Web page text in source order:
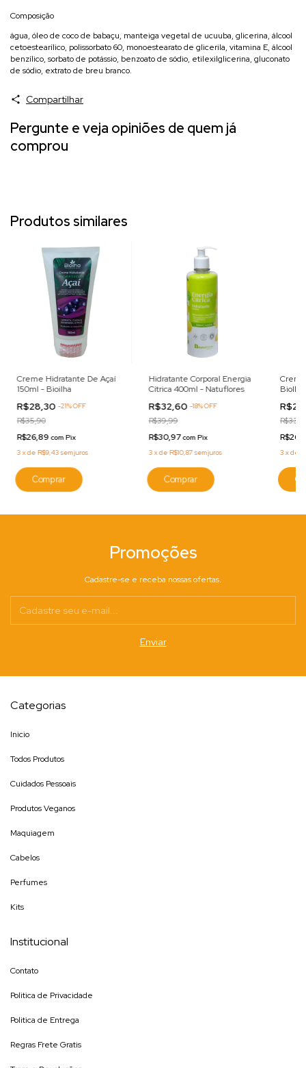
Composição
água, óleo de coco de babaçu, manteiga vegetal de ucuuba, glicerina, álcool
cetoestearílico, polissorbato 60, monoestearato de glicerila, vitamina E, álcool
benzílico, sorbato de potássio, benzoato de sódio, etilexilglicerina, gluconato
de sódio, extrato de breu branco.
Compartilhar
Pergunte e veja opiniões de quem já
comprou
Produtos similares
Creme Hidratante De Açaí
150ml - Bioilha
R$28,30-21%OFF
R$35,90
R$26,89com Pix
3 xde R$9,43 sem juros
Hidratante Corporal Energia
Cítrica 400ml - Natuflores
R$32,60-18%OFF
R$39,99
R$30,97com Pix
3xde R$10,87sem juros
BioIlha
3 xde
Promoções
Cadastre-se e receba nossas ofertas.
Categorias
Inicio
Todos Produtos
Cuidados Pessoais
Produtos Veganos
Maquiagem
Cabelos
Perfumes
Kits
Institucional
Contato
Politica de Privacidade
Politica de Entrega
Regras Frete Gratis